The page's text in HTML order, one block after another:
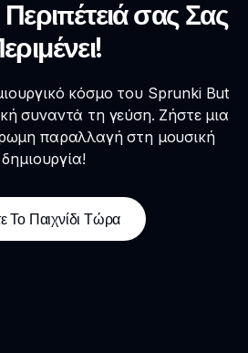
σας Σας
κόσμο του Sprunki But
συναντά τη γεύση. Ζήστε μια
παραλλαγή στη μουσική
δημιουργία!
Το Παιχνίδι Τώρα